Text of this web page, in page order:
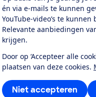
én via e-mails te kunnen
YouTube-video’s te kunnen
Relevante aanbiedingen
krijgen.
Door op ‘Accepteer alle
plaatsen van deze cookies.
Niet accepteren